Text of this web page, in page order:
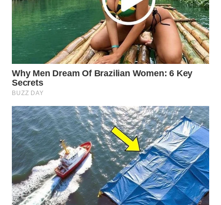
MANDALIKA
WN
LIKUPANG
WN
LABUANBAJO
WN
BORNEO
Wahana
Media
Group
WAHANA
NEWS